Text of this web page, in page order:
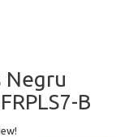
Negru
B